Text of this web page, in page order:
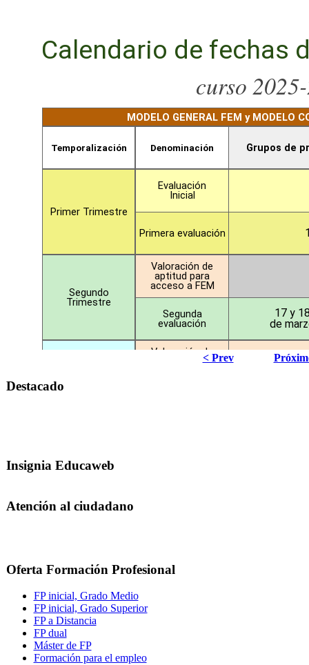
< Prev
Destacado
Insignia Educaweb
Atención al ciudadano
Oferta Formación Profesional
FP inicial, Grado Medio
FP inicial, Grado Superior
FP a Distancia
FP dual
Máster de FP
Formación para el empleo